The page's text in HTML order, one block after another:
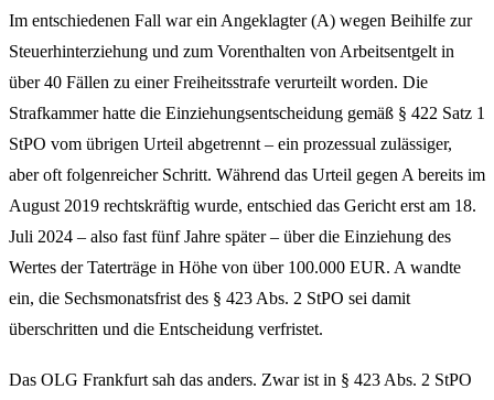
Im entschiedenen Fall war ein Angeklagter (A) wegen Beihilfe zur
Steuerhinterziehung und zum Vorenthalten von Arbeitsentgelt in
über 40 Fällen zu einer Freiheitsstrafe verurteilt worden. Die
Strafkammer hatte die Einziehungsentscheidung gemäß § 422 Satz 1
StPO vom übrigen Urteil abgetrennt – ein prozessual zulässiger,
aber oft folgenreicher Schritt. Während das Urteil gegen A bereits im
August 2019 rechtskräftig wurde, entschied das Gericht erst am 18.
Juli 2024 – also fast fünf Jahre später – über die Einziehung des
Wertes der Taterträge in Höhe von über 100.000 EUR. A wandte
ein, die Sechsmonatsfrist des § 423 Abs. 2 StPO sei damit
überschritten und die Entscheidung verfristet.
Das OLG Frankfurt sah das anders. Zwar ist in § 423 Abs. 2 StPO